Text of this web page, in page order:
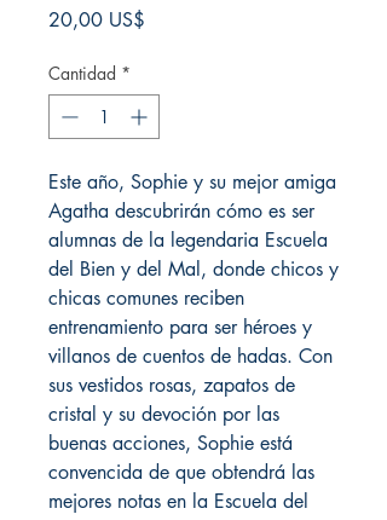
20,00 US$
Cantidad *
Este año, Sophie y su mejor amiga
Agatha descubrirán cómo es ser
alumnas de la legendaria Escuela
del Bien y del Mal, donde chicos y
chicas comunes reciben
entrenamiento para ser héroes y
villanos de cuentos de hadas. Con
sus vestidos rosas, zapatos de
cristal y su devoción por las
buenas acciones, Sophie está
convencida de que obtendrá las
mejores notas en la Escuela del